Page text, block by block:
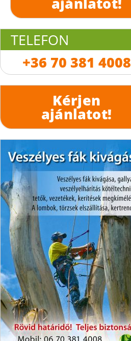
TELEFON
+36 70 381 4008
Kérjen
ajánlatot!